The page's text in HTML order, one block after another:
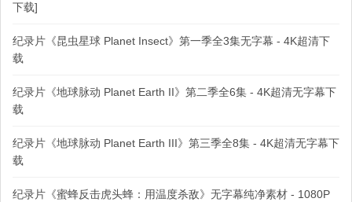
下载]
纪录片《昆虫星球 Planet Insect》第一季全3集无字幕 - 4K超清下
载
纪录片《地球脉动 Planet Earth II》第二季全6集 - 4K超清无字幕下
载
纪录片《地球脉动 Planet Earth III》第三季全8集 - 4K超清无字幕下
载
纪录片《蜜蜂反击虎头蜂：用温度杀敌》无字幕纯净素材 - 1080P